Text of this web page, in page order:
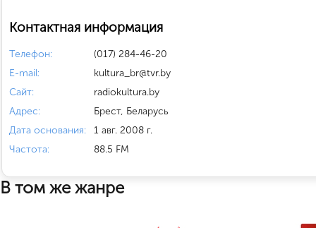
Контактная информация
Телефон:
(017) 284-46-20
E-mail:
kultura_br@tvr.by
Сайт:
radiokultura.by
Адрес:
Брест, Беларусь
Дата основания:
1 авг. 2008 г.
Частота:
88.5 FM
В том же жанре